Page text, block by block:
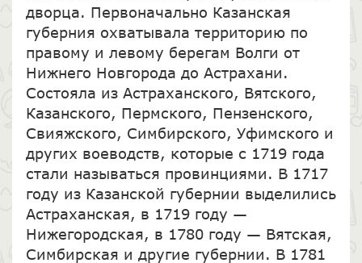
дворца. Первоначально Казанская
губерния охватывала территорию по
правому и левому берегам Волги от
Нижнего Новгорода до Астрахани.
Состояла из Астраханского, Вятского,
Казанского, Пермского, Пензенского,
Свияжского, Симбирского, Уфимского и
других воеводств, которые с 1719 года
стали называться провинциями. В 1717
году из Казанской губернии выделились
Астраханская, в 1719 году —
Нижегородская, в 1780 году — Вятская,
Симбирская и другие губернии. В 1781